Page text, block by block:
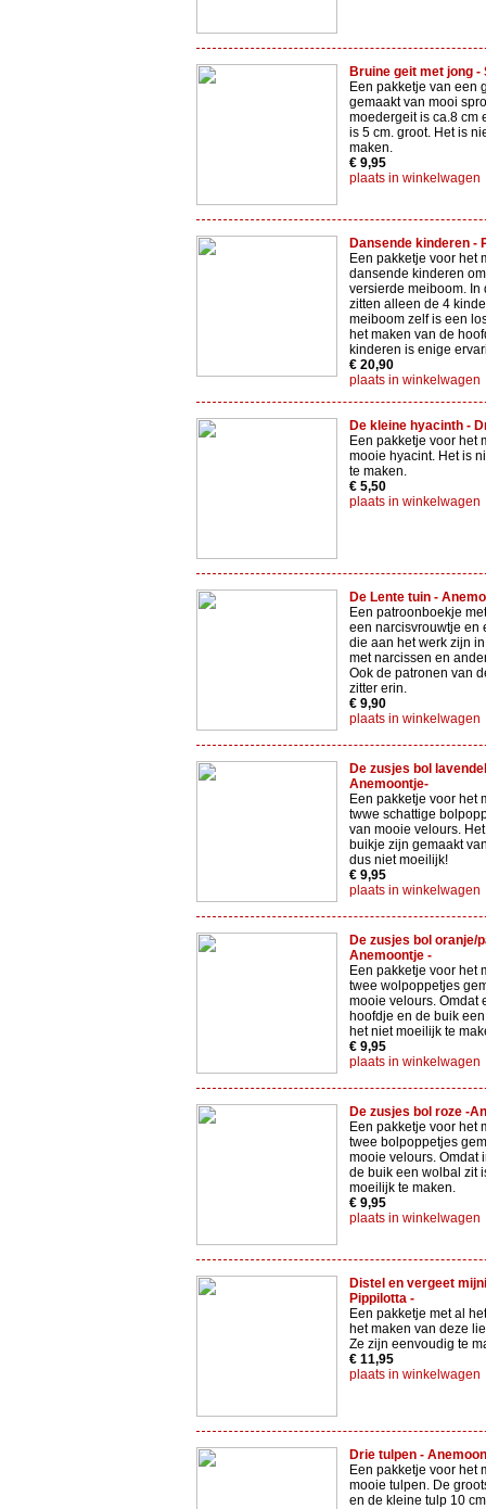
Bruine geit met jong -
Een pakketje van een
gemaakt van mooi
moedergeit is ca.8 cm
is 5 cm. groot. Het is
maken.
€ 9,95
plaats in winkelwagen
Dansende kinderen -
Een pakketje voor het
dansende kinderen
versierde meiboom. In
zitten alleen de 4
meiboom zelf is een
het maken van de
kinderen is enige
€ 20,90
plaats in winkelwagen
De kleine hyacinth -
Een pakketje voor het
mooie hyacint. Het is
te maken.
€ 5,50
plaats in winkelwagen
De Lente tuin -
Een patroonboekje
een narcisvrouwtje en
die aan het werk zijn
met narcissen en
Ook de patronen van
zitter erin.
€ 9,90
plaats in winkelwagen
De zusjes bol
Anemoontje-
Een pakketje voor het
twwe schattige
van mooie velours.
buikje zijn gemaakt
dus niet moeilijk!
€ 9,95
plaats in winkelwagen
De zusjes bol oranje/
Anemoontje -
Een pakketje voor het
twee wolpoppetjes
mooie velours. Omdat
hoofdje en de buik
het niet moeilijk te
€ 9,95
plaats in winkelwagen
De zusjes bol roze -
Een pakketje voor het
twee bolpoppetjes
mooie velours. Omdat
de buik een wolbal zit
moeilijk te maken.
€ 9,95
plaats in winkelwagen
Distel en vergeet
Pippilotta -
Een pakketje met al
het maken van deze
Ze zijn eenvoudig te
€ 11,95
plaats in winkelwagen
Drie tulpen -
Een pakketje voor het
mooie tulpen. De
en de kleine tulp 10